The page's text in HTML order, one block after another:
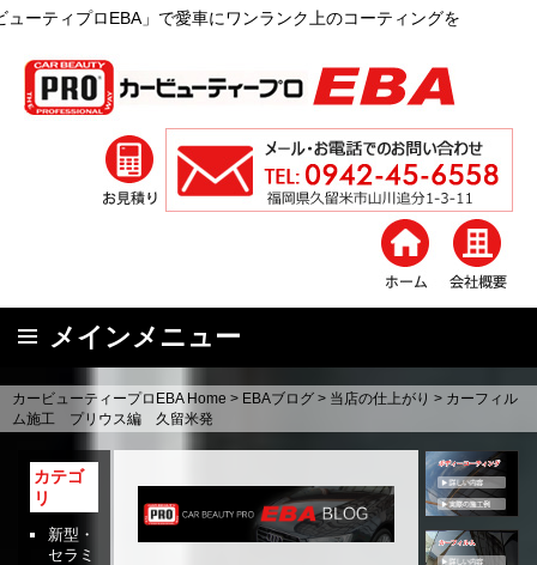
車にワンランク上のコーティングを
メインメニュー
コ
ン
カービューティープロEBA Home > EBAブログ > 当店の仕上がり > カーフィル
ム施工 プリウス編 久留米発
カテゴ
リ
新型・
セラミ